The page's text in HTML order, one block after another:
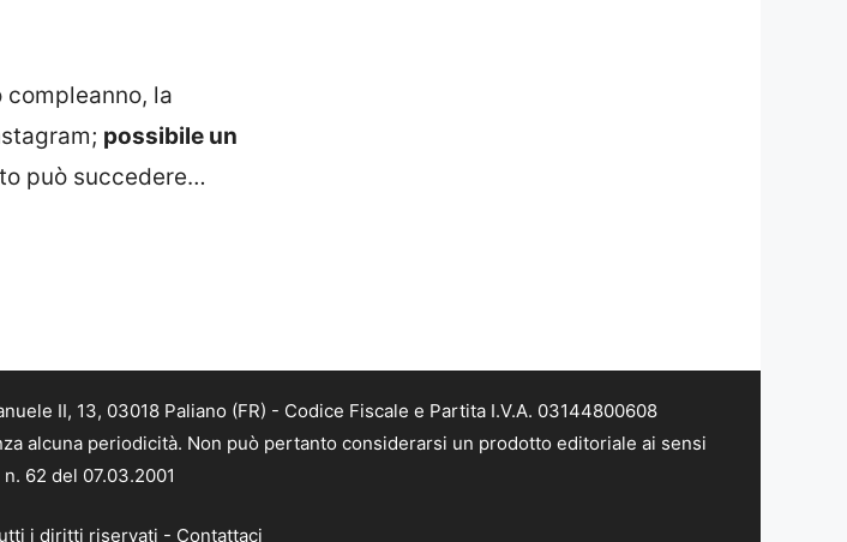
la
possibile un
può succedere…
II, 13, 03018 Paliano (FR) - Codice Fiscale e Partita I.V.A. 03144800608
alcuna periodicità. Non può pertanto considerarsi un prodotto editoriale ai sensi
62 del 07.03.2001
i diritti riservati - Contattaci